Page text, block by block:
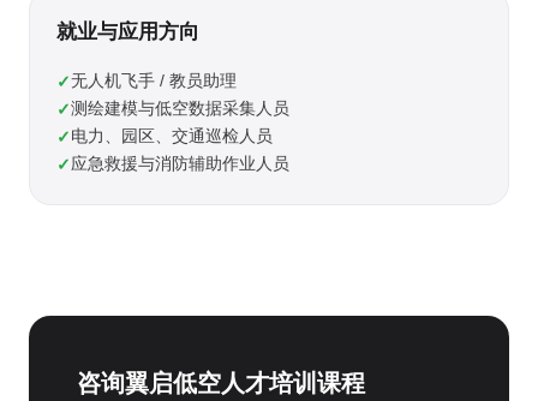
就业与应用方向
无人机飞手 / 教员助理
测绘建模与低空数据采集人员
电力、园区、交通巡检人员
应急救援与消防辅助作业人员
咨询翼启低空人才培训课程